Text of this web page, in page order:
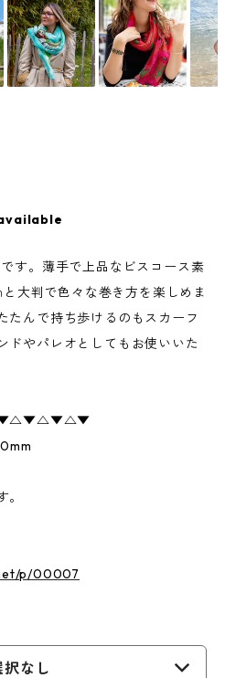
す。薄手で上品なビスコース素
大判で色々な巻き方を楽しめま
たんで持ち歩けるのもスカーフ
やパレオとしてもお使いいた
p/00007
択なし